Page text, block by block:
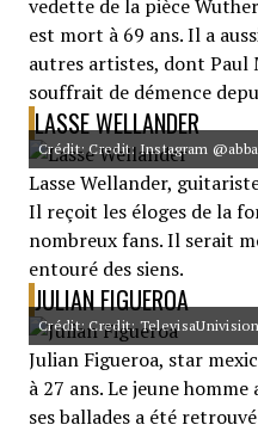
vedette de la pièce
est mort à 69 ans. Il a
autres artistes, dont
souffrait de démence
LASSE WELLANDER
Crédit: Credit: Instagram @abba
Lasse Wellander,
Il reçoit les éloges de la
nombreux fans. Il serait
entouré des siens.
JULIAN FIGUEROA
Crédit: Credit: TelevisaUnivision
Julian Figueroa, star
à 27 ans. Le jeune
ses ballades a été